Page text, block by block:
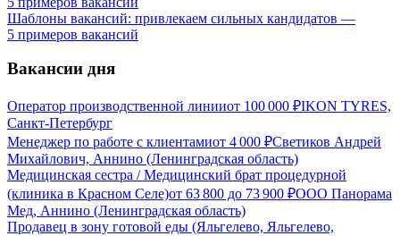
Шаблоны вакансий: привлекаем сильных кандидатов —
5 примеров вакансий
Вакансии дня
Оператор производственной линииот 100 000 ₽IKON TYRES,
Санкт-Петербург
Менеджер по работе с клиентамиот 4 000 ₽Светиков Андрей
Михайлович, Аннино (Ленинградская область)
Медицинская сестра / Медицинский брат процедурной
(клиника в Красном Селе)от 63 800 до 73 900 ₽ООО Панорама
Мед, Аннино (Ленинградская область)
Продавец в зону готовой еды (Яльгелево, Яльгелево,